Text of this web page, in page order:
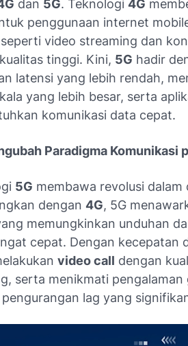
dan 5G. Teknologi 4G
penggunaan internet
video streaming dan
tinggi. Kini, 5G hadir
latensi yang lebih rendah,
yang lebih besar, serta
komunikasi data cepat.
Paradigma Komunikasi
5G membawa revolusi dalam
dengan 4G, 5G
memungkinkan unduhan
cepat. Dengan kecepatan
video call dengan
serta menikmati
lag yang